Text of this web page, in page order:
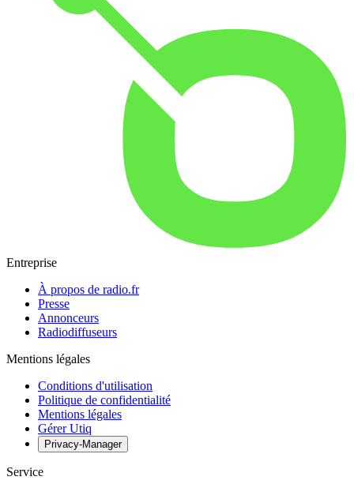
Entreprise
À propos de radio.fr
Presse
Annonceurs
Radiodiffuseurs
Mentions légales
Conditions d'utilisation
Politique de confidentialité
Mentions légales
Gérer Utiq
Privacy-Manager
Service